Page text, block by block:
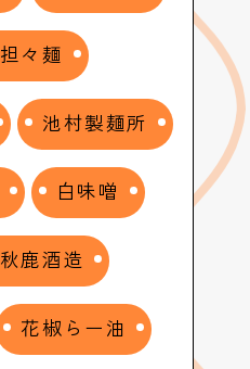
担々麺
池村製麺所
白味噌
秋鹿酒造
花椒らー油